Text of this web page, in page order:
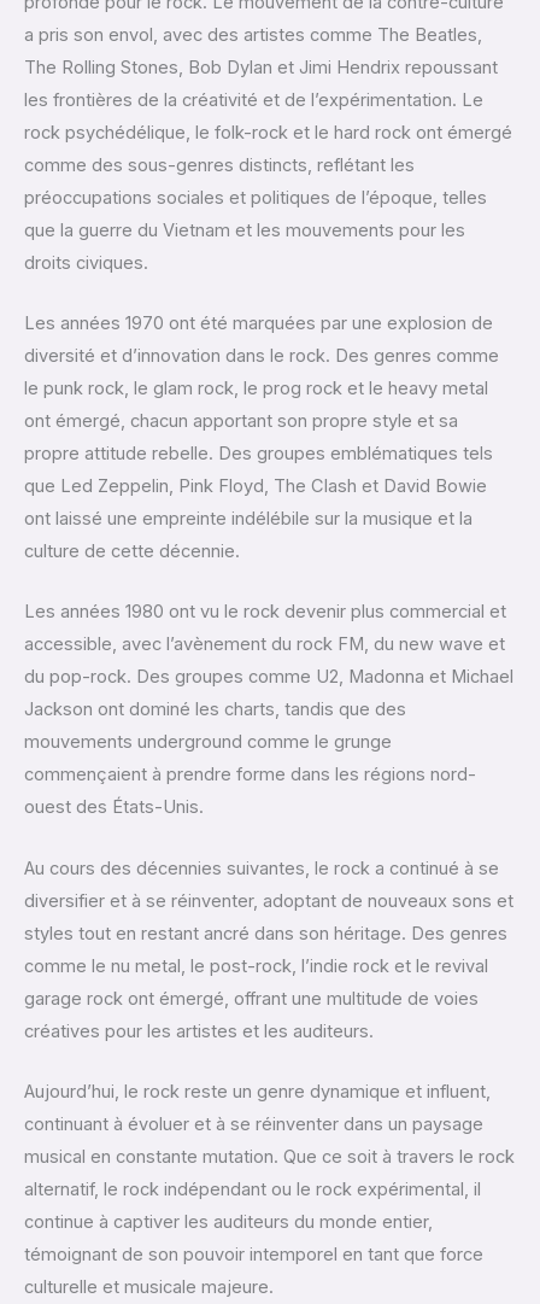
a pris son envol, avec des artistes comme The Beatles,
The Rolling Stones, Bob Dylan et Jimi Hendrix repoussant
les frontières de la créativité et de l’expérimentation. Le
rock psychédélique, le folk-rock et le hard rock ont émergé
comme des sous-genres distincts, reflétant les
préoccupations sociales et politiques de l’époque, telles
que la guerre du Vietnam et les mouvements pour les
droits civiques.
Les années 1970 ont été marquées par une explosion de
diversité et d’innovation dans le rock. Des genres comme
le punk rock, le glam rock, le prog rock et le heavy metal
ont émergé, chacun apportant son propre style et sa
propre attitude rebelle. Des groupes emblématiques tels
que Led Zeppelin, Pink Floyd, The Clash et David Bowie
ont laissé une empreinte indélébile sur la musique et la
culture de cette décennie.
Les années 1980 ont vu le rock devenir plus commercial et
accessible, avec l’avènement du rock FM, du new wave et
du pop-rock. Des groupes comme U2, Madonna et Michael
Jackson ont dominé les charts, tandis que des
mouvements underground comme le grunge
commençaient à prendre forme dans les régions nord-
ouest des États-Unis.
Au cours des décennies suivantes, le rock a continué à se
diversifier et à se réinventer, adoptant de nouveaux sons et
styles tout en restant ancré dans son héritage. Des genres
comme le nu metal, le post-rock, l’indie rock et le revival
garage rock ont émergé, offrant une multitude de voies
créatives pour les artistes et les auditeurs.
Aujourd’hui, le rock reste un genre dynamique et influent,
continuant à évoluer et à se réinventer dans un paysage
musical en constante mutation. Que ce soit à travers le rock
alternatif, le rock indépendant ou le rock expérimental, il
continue à captiver les auditeurs du monde entier,
témoignant de son pouvoir intemporel en tant que force
culturelle et musicale majeure.